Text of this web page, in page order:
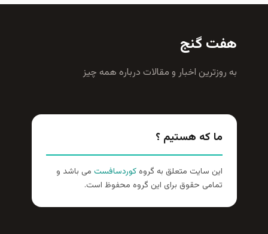
هفت گنج
به روزترين اخبار و مقالات درباره همه چيز
ما که هستیم ؟
این سایت متعلق به گروهکوردسافست می باشد و
تمامی حقوق برای این گروه محفوظ است.